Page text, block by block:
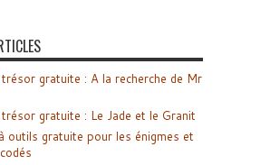
trésor gratuite : A la recherche de Mr
trésor gratuite : Le Jade et le Granit
outils gratuite pour les énigmes et